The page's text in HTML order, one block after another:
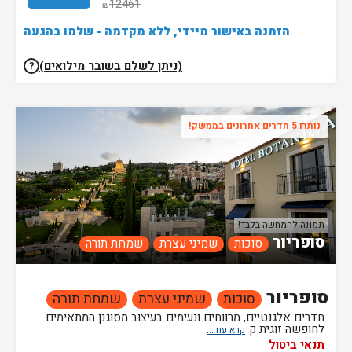
₪12461
הזמנה באישור מיידי, ללא מקדמה - שלמו בהגעה
(ניתן לשלם בשובר מילואים) ?
נותרו 5 חדרים אחרונים בממשק!
סופריור סוכות שמיני עצרת שמחת תורה
תמונה להמחשה בלבד!
סופריור סוכות שמיני עצרת שמחת תורה
חדרים אלגנטיים, מרווחים ונעימים בעיצוב מסוגנן המתאימים
לחופשה זוגית ק
תנאי ביטול